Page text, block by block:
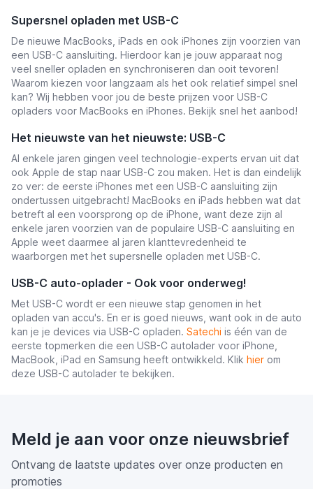
Supersnel opladen met USB-C
De nieuwe MacBooks, iPads en ook iPhones zijn voorzien van
een USB-C aansluiting. Hierdoor kan je jouw apparaat nog
veel sneller opladen en synchroniseren dan ooit tevoren!
Waarom kiezen voor langzaam als het ook relatief simpel snel
kan? Wij hebben voor jou de beste prijzen voor USB-C
opladers voor MacBooks en iPhones. Bekijk snel het aanbod!
Het nieuwste van het nieuwste: USB-C
Al enkele jaren gingen veel technologie-experts ervan uit dat
ook Apple de stap naar USB-C zou maken. Het is dan eindelijk
zo ver: de eerste iPhones met een USB-C aansluiting zijn
ondertussen uitgebracht! MacBooks en iPads hebben wat dat
betreft al een voorsprong op de iPhone, want deze zijn al
enkele jaren voorzien van de populaire USB-C aansluiting en
Apple weet daarmee al jaren klanttevredenheid te
waarborgen met het supersnelle opladen met USB-C.
USB-C auto-oplader - Ook voor onderweg!
Met USB-C wordt er een nieuwe stap genomen in het
opladen van accu's. En er is goed nieuws, want ook in de auto
kan je je devices via USB-C opladen. Satechi is één van de
eerste topmerken die een USB-C autolader voor iPhone,
MacBook, iPad en Samsung heeft ontwikkeld. Klik hier om
deze USB-C autolader te bekijken.
Meld je aan voor onze nieuwsbrief
Ontvang de laatste updates over onze producten en
promoties